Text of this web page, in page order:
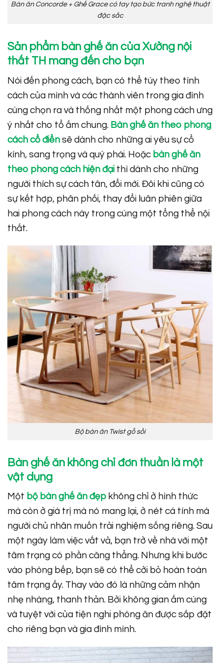
Bàn ăn Concorde + Ghế Grace có tay tạo bức tranh nghệ thuật
đặc sắc
Sản phẩm bàn ghế ăn của Xưởng nội
thất TH mang đến cho bạn
Nói đến phong cách, bạn có thể tùy theo tính
cách của mình và các thành viên trong gia đình
cùng chọn ra và thống nhất một phong cách ưng
ý nhất cho tổ ấm chung. Bàn ghế ăn theo phong
cách cổ điển sẽ dành cho những ai yêu sự cổ
kính, sang trọng và quý phái. Hoặc bàn ghế ăn
theo phong cách hiện đại thì dành cho những
người thích sự cách tân, đổi mới. Đôi khi cũng có
sự kết hợp, phân phối, thay đổi luân phiên giữa
hai phong cách này trong cùng một tổng thể nội
thất.
Bộ bàn ăn Twist gỗ sồi
Bàn ghế ăn không chỉ đơn thuần là một
vật dụng
Một bộ bàn ghế ăn đẹp không chỉ ở hình thức
mà còn ở giá trị mà nó mang lại, ở nét cá tính mà
người chủ nhân muốn trải nghiệm sống riêng. Sau
một ngày làm việc vất vả, bạn trở về nhà với một
tâm trạng có phần căng thẳng. Nhưng khi bước
vào phòng bếp, bạn sẽ có thể cởi bỏ hoàn toàn
tâm trạng ấy. Thay vào đó là những cảm nhận
nhẹ nhàng, thanh thản. Bởi không gian ấm cúng
và tuyệt vời của tiện nghi phòng ăn được sắp đặt
cho riêng bạn và gia đình mình.